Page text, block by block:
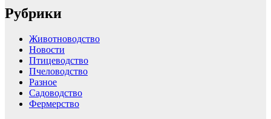
Рубрики
Животноводство
Новости
Птицеводство
Пчеловодство
Разное
Садоводство
Фермерство